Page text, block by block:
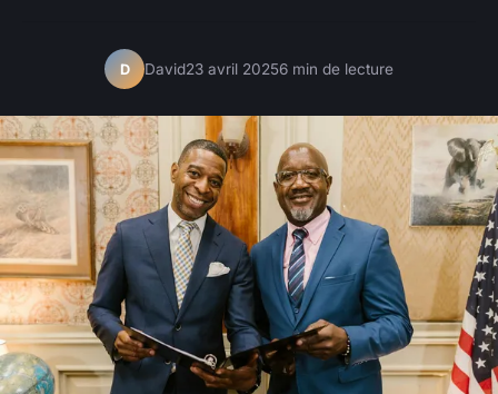
D David23 avril 20256 min de lecture